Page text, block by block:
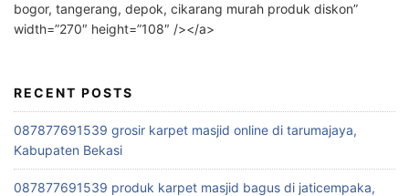
bogor, tangerang, depok, cikarang murah produk diskon”
width=”270″ height=”108″ /></a>
RECENT POSTS
087877691539 grosir karpet masjid online di tarumajaya,
Kabupaten Bekasi
087877691539 produk karpet masjid bagus di jaticempaka,